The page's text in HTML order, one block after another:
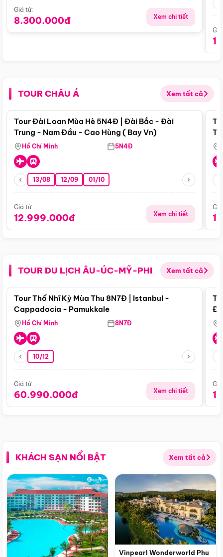
Giá từ:
8.300.000đ Xem chi tiết
TOUR CHÂU Á Xem tất cả
Điểm nổi bật
Tour Đài Loan Mùa Hè 5N4Đ | Đài Bắc - Đài
Trung - Nam Đầu - Cao Hùng ( Bay Vn)
Hồ Chí Minh 5N4Đ
13/08 12/09 01/10
Giá từ:
12.999.000đ Xem chi tiết
TOUR DU LỊCH ÂU-ÚC-MỸ-PHI Xem tất cả
Điểm nổi bật
Tour Thổ Nhĩ Kỳ Mùa Thu 8N7Đ | Istanbul -
Cappadocia - Pamukkale
Hồ Chí Minh 8N7Đ
10/12
Giá từ:
60.990.000đ Xem chi tiết
KHÁCH SẠN NỔI BẬT Xem tất cả
Vinpearl Wonderworld Phu